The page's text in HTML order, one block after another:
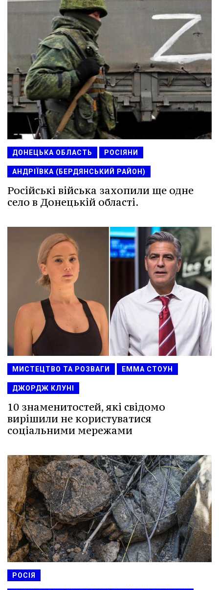
ДОНЕЦЬКА ОБЛАСТЬ РОСІЯНИ
АНДРІЇВКА (БЕРДЯНСЬКИЙ РАЙОН)
Російські війська захопили ще одне
село в Донецькій області.
МИСТЕЦТВО ТА РОЗВАГИ ЕММА СТОУН
ДЖОРДЖ КЛУНІ
10 знаменитостей, які свідомо
вирішили не користуватися
соціальними мережами
РОСІЯ